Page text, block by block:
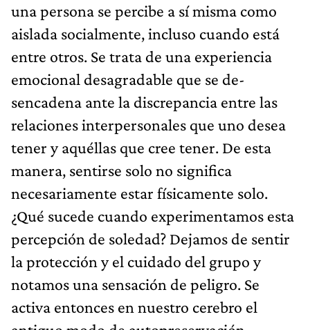
una persona se percibe a sí misma como
aislada socialmente, incluso cuando está
entre otros. Se trata de una experiencia
emocional desagradable que se de-
sencadena ante la discrepancia entre las
relaciones interpersonales que uno desea
tener y aquéllas que cree tener. De esta
manera, sentirse solo no significa
necesariamente estar físicamente solo.
¿Qué sucede cuando experimentamos esta
percepción de soledad? Dejamos de sentir
la protección y el cuidado del grupo y
notamos una sensación de peligro. Se
activa entonces en nuestro cerebro el